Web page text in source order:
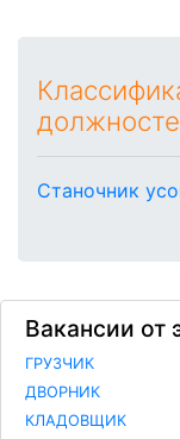
Станочник
Вакансии от
ГРУЗЧИК
ДВОРНИК
КЛАДОВЩИК